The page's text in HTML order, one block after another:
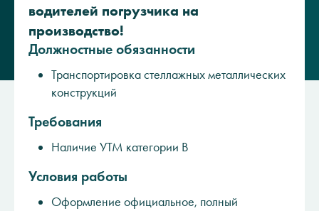
водителей погрузчика на
производство!
Должностные обязанности
Транспортировка стеллажных металлических
конструкций
Требования
Наличие УТМ категории В
Условия работы
Оформление официальное, полный